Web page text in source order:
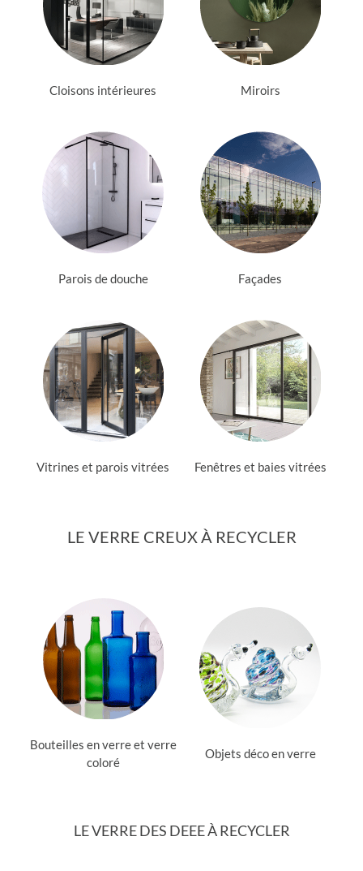
Cloisons intérieures Miroirs
Parois de douche Façades
Vitrines et parois vitrées Fenêtres et baies vitrées
LE VERRE CREUX À RECYCLER
Bouteilles en verre et verre
coloré
Objets déco en verre
LE VERRE DES DEEE À RECYCLER